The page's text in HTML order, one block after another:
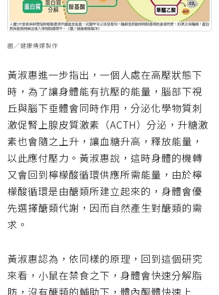
圖／健康傳媒製作
黃淑惠進一步指出，一個人處在高壓狀態下
時，為了讓身體能有抗壓的能量，腦部下視
丘與腦下垂體會同時作用，分泌化學物質刺
激促腎上腺皮質激素（ACTH）分泌，升糖激
素也會隨之上升，讓血糖升高，釋放能量，
以此應付壓力。黃淑惠說，這時身體的機轉
又會回到檸檬酸循環供應所需能量，由於檸
檬酸循環是由醣類所建立起來的，身體會優
先選擇醣類代謝，因而自然產生對醣類的需
求。
黃淑惠認為，依同樣的原理，回到這個研究
來看，小鼠在禁食之下，身體會快速分解脂
肪，沒有醣類的輔助下，體內酮體快速上